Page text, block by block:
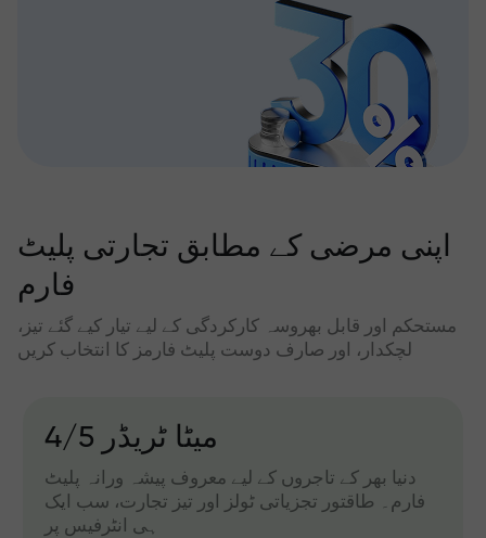
اپنی مرضی کے مطابق تجارتی پلیٹ
فارم
مستحکم اور قابل بھروسہ کارکردگی کے لیے تیار کیے گئے تیز،
لچکدار، اور صارف دوست پلیٹ فارمز کا انتخاب کریں
میٹا ٹریڈر 4/5
دنیا بھر کے تاجروں کے لیے معروف پیشہ ورانہ پلیٹ
فارم۔ طاقتور تجزیاتی ٹولز اور تیز تجارت، سب ایک
ہی انٹرفیس پر